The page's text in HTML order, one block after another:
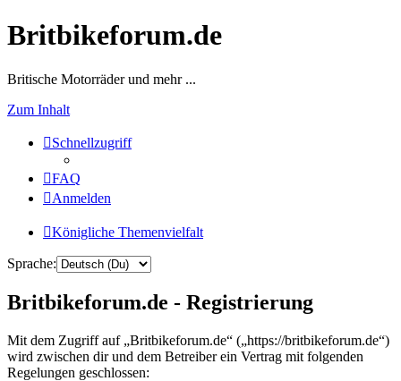
Britbikeforum.de
Britische Motorräder und mehr ...
Zum Inhalt
Schnellzugriff
FAQ
Anmelden
Königliche Themenvielfalt
Sprache:
Britbikeforum.de - Registrierung
Mit dem Zugriff auf „Britbikeforum.de“ („https://britbikeforum.de“)
wird zwischen dir und dem Betreiber ein Vertrag mit folgenden
Regelungen geschlossen: